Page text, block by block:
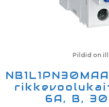
6A, B,
Pildid on